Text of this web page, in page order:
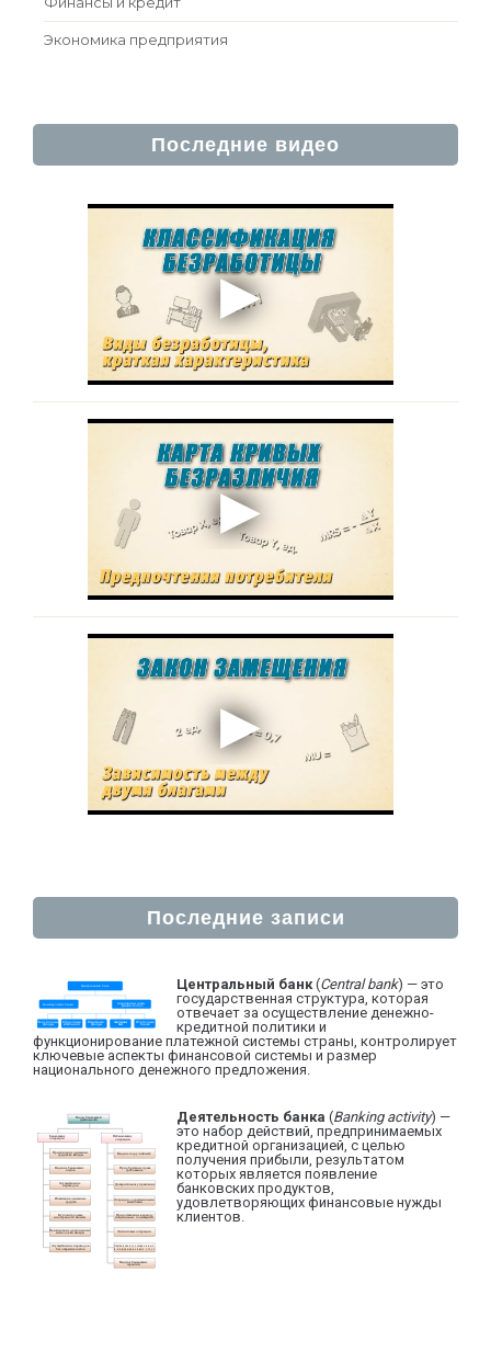
Экономика предприятия
Последние видео
Последние записи
Центральный банк(Central bank) — это
государственная структура, которая
отвечает за осуществление денежно-
кредитной политики и
функционирование платежной системы страны, контролирует
ключевые аспекты финансовой системы и размер
национального денежного предложения.
Деятельность банка (Banking activity) —
это набор действий, предпринимаемых
кредитной организацией, с целью
получения прибыли, результатом
которых является появление
банковских продуктов,
удовлетворяющих финансовые нужды
клиентов.